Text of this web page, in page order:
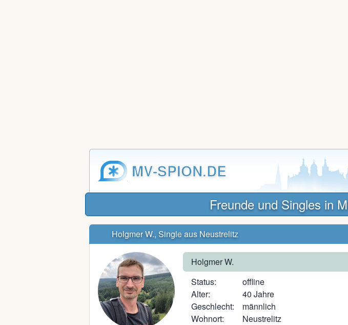
MV-SPION.DE
Freunde und Singles in
Holgmer W., Single aus Neustrelitz
Holgmer W.
Status:
offline
Alter:
40 Jahre
Geschlecht:
männlich
Wohnort:
Neustrelitz